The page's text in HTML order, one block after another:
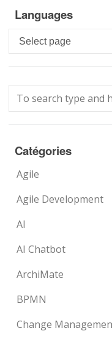
Languages
Languages
Catégories
Agile
Agile Development
AI
AI Chatbot
ArchiMate
BPMN
Change